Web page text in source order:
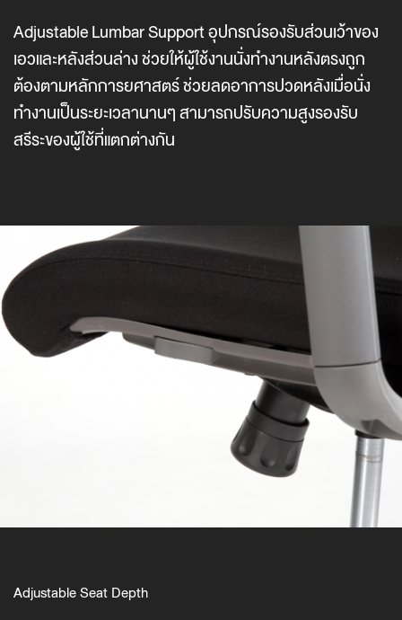
Adjustable Lumbar Support อุปกรณ์รองรับส่วนเว้าของ
เอวและหลังส่วนล่าง ช่วยให้ผู้ใช้งานนั่งทำงานหลังตรงถูก
ต้องตามหลักการยศาสตร์ ช่วยลดอาการปวดหลังเมื่อนั่ง
ทำงานเป็นระยะเวลานานๆ สามารถปรับความสูงรองรับ
สรีระของผู้ใช้ที่แตกต่างกัน
Adjustable Seat Depth